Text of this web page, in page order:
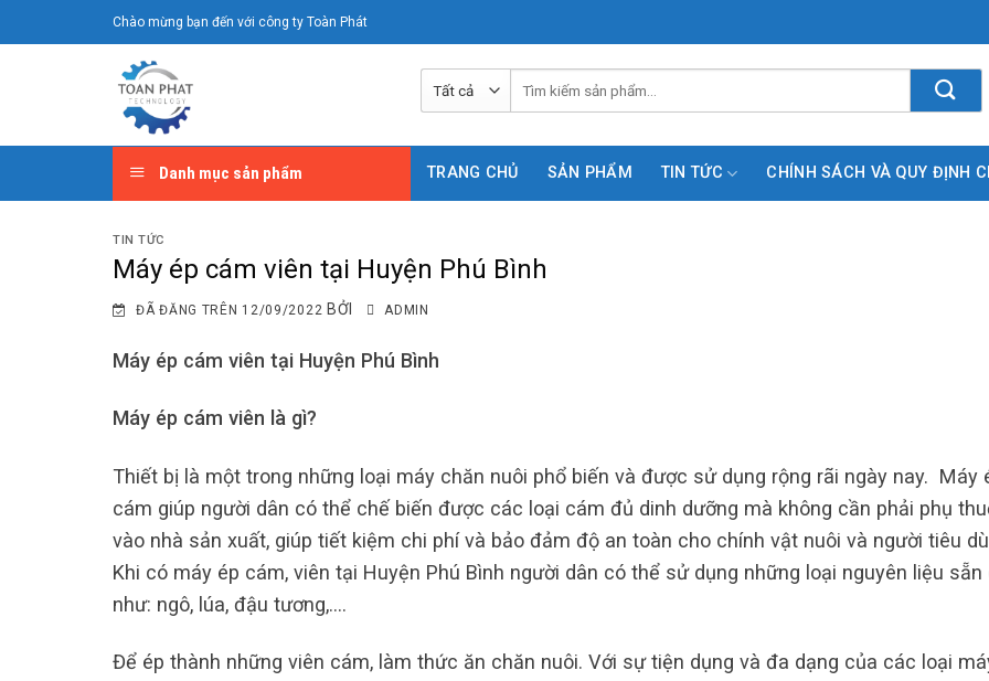
đến
Chào mừng bạn đến với công ty Toàn Phát
Danh mục sản phẩm TRANG CHỦ SẢN PHẨM TIN TỨC CHÍNH SÁCH VÀ QUY ĐỊNH
TIN TỨC
Máy ép cám viên tại Huyện Phú Bình
ĐÃ ĐĂNG TRÊN 12/09/2022 BỞI ADMIN
Máy ép cám viên tại Huyện Phú Bình
Máy ép cám viên là gì?
Thiết bị là một trong những loại máy chăn nuôi phổ biến và được sử dụng rộng rãi ngày nay. Máy
cám giúp người dân có thể chế biến được các loại cám đủ dinh dưỡng mà không cần phải phụ
vào nhà sản xuất, giúp tiết kiệm chi phí và bảo đảm độ an toàn cho chính vật nuôi và người tiêu
Khi có máy ép cám, viên tại Huyện Phú Bình người dân có thể sử dụng những loại nguyên liệu sẵn
như: ngô, lúa, đậu tương,….
Để ép thành những viên cám, làm thức ăn chăn nuôi. Với sự tiện dụng và đa dạng của các loại